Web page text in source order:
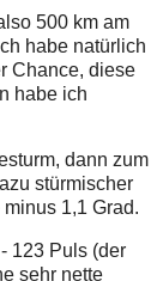
500 km am
habe natürlich
Chance, diese
habe ich
dann zum
stürmischer
1,1 Grad.
123 Puls (der
sehr nette